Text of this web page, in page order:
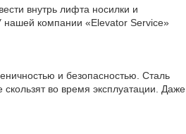
внутрь лифта носилки и
нашей компании «Elevator Service»
и безопасностью. Сталь
во время эксплуатации. Даже